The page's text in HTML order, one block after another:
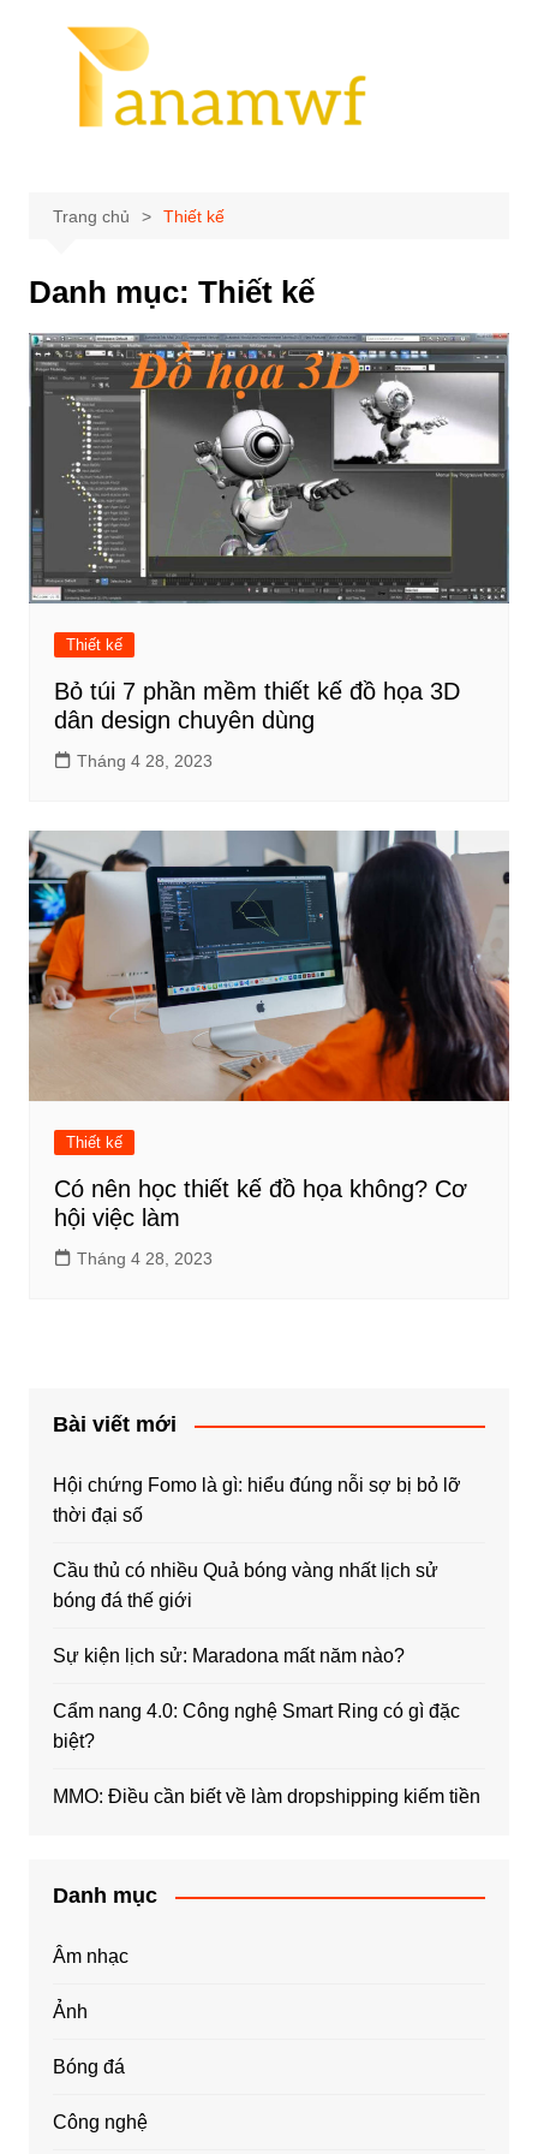
Trang chủ Thiết kế
Danh mục: Thiết kế
Thiết kế
Bỏ túi 7 phần mềm thiết kế đồ họa 3D
dân design chuyên dùng
Tháng 4 28, 2023
Thiết kế
Có nên học thiết kế đồ họa không? Cơ
hội việc làm
Tháng 4 28, 2023
Bài viết mới
Hội chứng Fomo là gì: hiểu đúng nỗi sợ bị bỏ lỡ
thời đại số
Cầu thủ có nhiều Quả bóng vàng nhất lịch sử
bóng đá thế giới
Sự kiện lịch sử: Maradona mất năm nào?
Cẩm nang 4.0: Công nghệ Smart Ring có gì đặc
biệt?
MMO: Điều cần biết về làm dropshipping kiếm tiền
Danh mục
Âm nhạc
Ảnh
Bóng đá
Công nghệ